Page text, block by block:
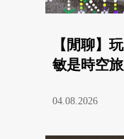
【閒聊】
敏是時空
04.08.2026